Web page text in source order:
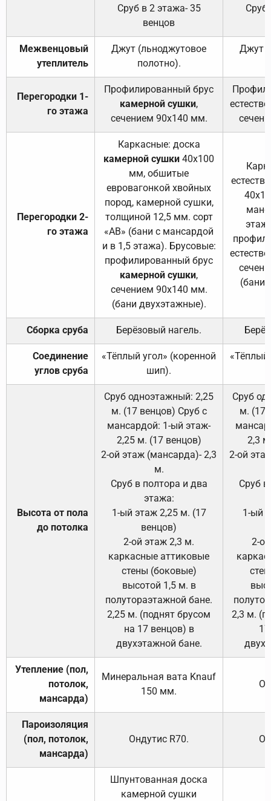
Сруб в 2 этажа- 35
венцов
Сруб
Межвенцовый
утеплитель
Джут (льноджутовое
полотно).
Джут
Перегородки 1-
го этажа
Профилированный брус
камерной сушки,
сечением 90х140 мм.
Перегородки 2-
го этажа
Каркасные: доска
камерной сушки 40х100
мм, обшитые
евровагонкой хвойных
пород, камерной сушки,
толщиной 12,5 мм. сорт
«АВ» (бани с мансардой
и в 1,5 этажа). Брусовые:
профилированный брус
камерной сушки,
сечением 90х140 мм.
(бани двухэтажные).
(бани
Сборка сруба Берёзовый нагель.
Соединение
углов сруба
«Тёплый угол» (коренной
шип).
«Тёплый
Высота от пола
до потолка
Сруб одноэтажный: 2,25
м. (17 венцов) Сруб с
мансардой: 1-ый этаж-
2,25 м. (17 венцов)
2-ой этаж (мансарда)- 2,3
м.
Сруб в полтора и два
этажа:
1-ый этаж 2,25 м. (17
венцов)
2-ой этаж 2,3 м.
каркасные аттиковые
стены (боковые)
высотой 1,5 м. в
полутораэтажной бане.
2,25 м. (поднят брусом
на 17 венцов) в
двухэтажной бане.
Сруб
м. (17
2,3
2-ой
Сруб
1-ый
2-
2,3 м.
Утепление (пол,
потолок,
мансарда)
Минеральная вата Knauf
150 мм.
Пароизоляция
(пол, потолок,
мансарда)
Ондутис R70.
Шпунтованная доска
камерной сушки